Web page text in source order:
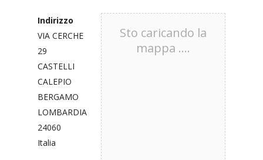
Indirizzo
VIA CERCHE
29
CASTELLI
CALEPIO
BERGAMO
LOMBARDIA
24060
Italia
Sto caricando la
mappa ....